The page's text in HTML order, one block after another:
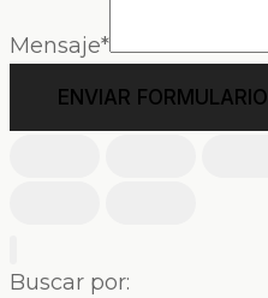
Mensaje*
ENVIAR FORMULARIO
Buscar por: